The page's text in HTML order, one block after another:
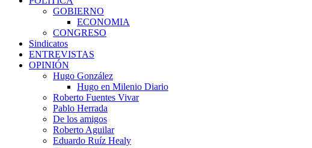
GOBIERNO
ECONOMIA
CONGRESO
Sindicatos
ENTREVISTAS
OPINIÓN
Hugo González
Hugo en Milenio Diario
Roberto Fuentes Vivar
Pablo Herrada
De los amigos
Roberto Aguilar
Eduardo Ruíz Healy